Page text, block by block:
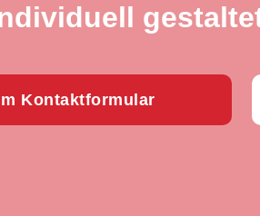
Kontaktformular